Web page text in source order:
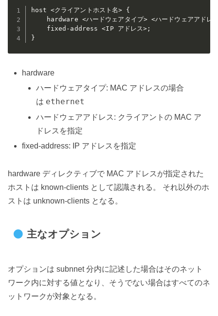
host <クライアントホスト名> {
hardware <ハードウェアタイプ> <ハードウェアアドレ
fixed-address <IP アドレス>;
}
hardware
ハードウェアタイプ: MAC アドレスの場合
は ethernet
ハードウェアアドレス: クライアントの MAC ア
ドレスを指定
fixed-address: IP アドレスを指定
hardware ディレクティブで MAC アドレスが指定された
ホストは known-clients として認識される。 それ以外のホ
ストは unknown-clients となる。
主なオプション
オプションは subnnet 分内に記述した場合はそのネット
ワーク内に対する値となり、そうでない場合はすべてのネ
ットワークが対象となる。